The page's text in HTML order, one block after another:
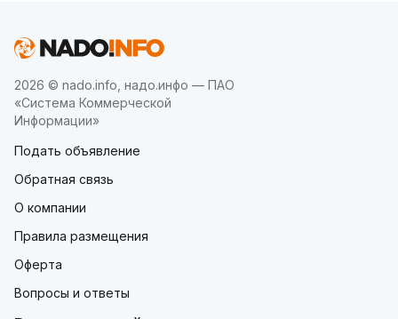
2026 © nado.info, надо.инфо — ПАО
«Система Коммерческой
Информации»
Подать объявление
Обратная связь
О компании
Правила размещения
Оферта
Вопросы и ответы